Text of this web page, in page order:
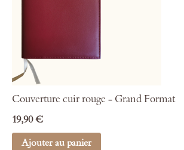
Couverture cuir rouge - Grand Format
19,90 €
Ajouter au panier